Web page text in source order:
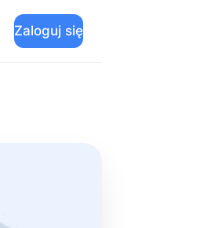
Zaloguj się